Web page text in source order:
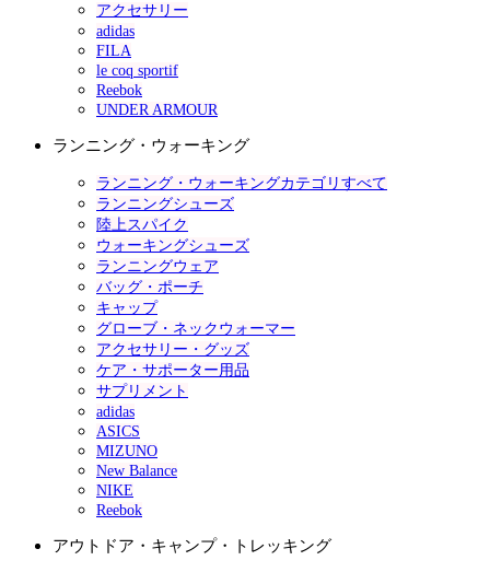
アクセサリー
adidas
FILA
le coq sportif
Reebok
UNDER ARMOUR
ランニング・ウォーキング
ランニング・ウォーキングカテゴリすべて
ランニングシューズ
陸上スパイク
ウォーキングシューズ
ランニングウェア
バッグ・ポーチ
キャップ
グローブ・ネックウォーマー
アクセサリー・グッズ
ケア・サポーター用品
サプリメント
adidas
ASICS
MIZUNO
New Balance
NIKE
Reebok
アウトドア・キャンプ・トレッキング